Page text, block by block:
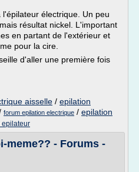
électrique. Un peu
résultat nickel. L'important
en partant de l'extérieur et
pour la cire.
d'aller une première fois
aisselle / epilation
forum epilation electrique / epilation
epilateur
meme?? - Forums -